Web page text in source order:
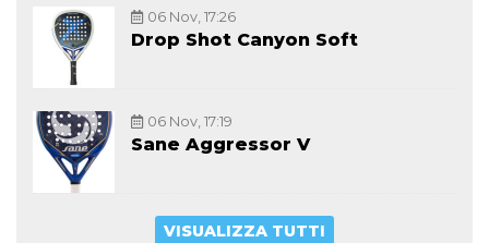
06 Nov, 17:26
Drop Shot Canyon Soft
06 Nov, 17:19
Sane Aggressor V
VISUALIZZA TUTTI